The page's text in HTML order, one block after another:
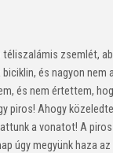
zsemlét,
és nagyon
és nem értettem,
Ahogy
a vonatot! A
úgy megyünk